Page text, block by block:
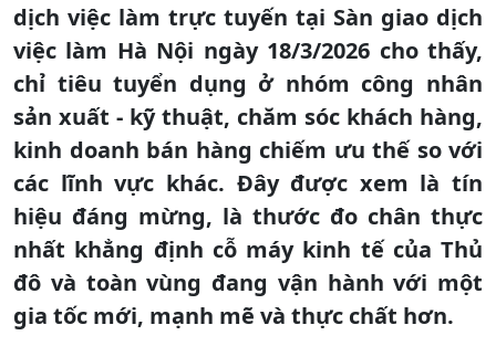
dịch việc làm trực tuyến tại Sàn giao dịch
việc làm Hà Nội ngày 18/3/2026 cho thấy,
chỉ tiêu tuyển dụng ở nhóm công nhân
sản xuất - kỹ thuật, chăm sóc khách hàng,
kinh doanh bán hàng chiếm ưu thế so với
các lĩnh vực khác. Đây được xem là tín
hiệu đáng mừng, là thước đo chân thực
nhất khẳng định cỗ máy kinh tế của Thủ
đô và toàn vùng đang vận hành với một
gia tốc mới, mạnh mẽ và thực chất hơn.